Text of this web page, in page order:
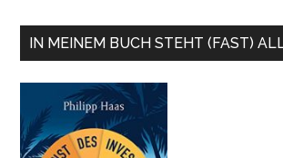
IN MEINEM BUCH STEHT (FAST)